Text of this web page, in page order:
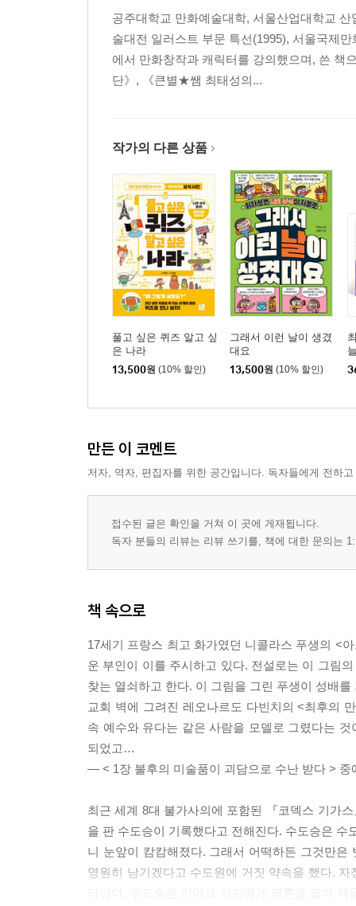
귀신이 출몰하는 흉가, 민닉 마노
나이트클럽에 나타나는 녹아웃 귀신
메이코 차장의 혼불
귀신이 출몰하는 홍콩의 투엔문 고속도로
런던 공동묘지에 상주하는 흡혈귀 왕
과학으로 귀신의 존재를 밝힌다
죽은 육신을 떠나는 영혼이 촬영됐다?
유체 이탈한 영혼을 촬영한 초현상 연구가
영혼의 소리를 듣다
영혼을 불러내는 심령 의식
흑마술로 마귀를 부른 이스마
사후세계와의 교신에 성공한 스콜 실험
귀신 들린 사람들
왓세카의 원더, 기이한 영혼 점유 사건
교도소에 나타난 귀신을 물리친 엑소시스트
억울한 영혼이 살인마를 지목한다
살인마 체포에 나선 영매, 다이앤 라자러스
전 세계에서 가장 충격적인 살인마들
세기의 연쇄살인마, 조디악 킬러
경찰관 연쇄살인범, 안토니엣 프랭크
PART3 외계인의 실체가 드러나다, 우주의 미스터
고대 유적에 등장한 UFO와 외계인
고대 문명의 창조신은 은하계 우주인들?
최초로 외계인을 묘사한 그노시스 문서
호주 신화에 등장하는 UFO와 외계인
UFO를 목격한 사람들이 증가한다
호수 바닥에서 발견된 킨로스 사건 UFO
UFO에 공격당한 브라질 콜레라스 섬
미국에서 근접 활영된 선명한 UFO
외계인을 만난 사람들
공주대학교 만화예술대학, 서울산업대학교
술대전 일러스트 부문 특선(1995), 서울국제
에서 만화창작과 캐릭터를 강의했으며, 쓴 책
단》, 《큰별★쌤 최태성의...
작가의 다른 상품
풀고 싶은 퀴즈 알고 싶
은 나라
13,500원 (10% 할인)
그래서 이런 날이 생겼
대요
13,500원 (10% 할인)
만든 이 코멘트
저자, 역자, 편집자를 위한 공간입니다. 독자들에게 전하
접수된 글은 확인을 거쳐 이 곳에 게재됩니다.
독자 분들의 리뷰는 리뷰 쓰기를, 책에 대한 문의는
책 속으로
17세기 프랑스 최고 화가였던 니콜라스 푸생의 <
운 부인이 이를 주시하고 있다. 전설로는 이 그림
찾는 열쇠하고 한다. 이 그림을 그린 푸생이 성배
교회 벽에 그려진 레오나르도 다빈치의 <최후의
속 예수와 유다는 같은 사람을 모델로 그렸다는
되었고…
― < 1장 불후의 미술품이 괴담으로 수난 받다 > 중
최근 세계 8대 불가사의에 포함된 『코덱스 기가
을 판 수도승이 기록했다고 전해진다. 수도승은
니 눈앞이 캄캄해졌다. 그래서 어떡하든 그것만
영원히 남기겠다고 수도원에 거짓 약속을 했다.